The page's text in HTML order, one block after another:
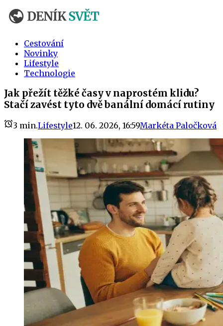
Cestování
Novinky
Lifestyle
Technologie
Jak přežít těžké časy v naprostém klidu?
Stačí zavést tyto dvě banální domácí rutiny
3 min.Lifestyle12. 06. 2026, 16:59Markéta Paločková